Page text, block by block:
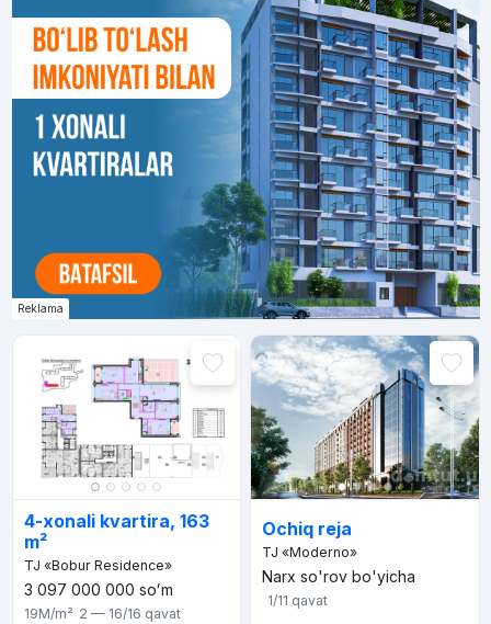
Reklama
4-xonali kvartira, 163
m²
TJ «Bobur Residence»
3 097 000 000 soʻm
19M/m² 2 — 16/16 qavat
Ochiq reja
TJ «Moderno»
Narx so'rov bo'yicha
1/11 qavat